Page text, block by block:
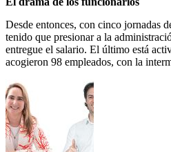
Desde entonces, con cinco jornadas
tenido que presionar a la
entregue el salario. El último está
acogieron 98 empleados, con la